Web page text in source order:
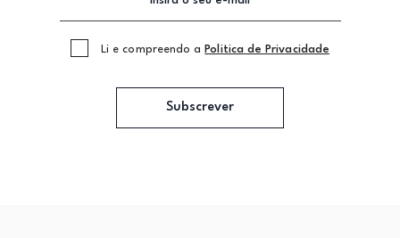
Li e compreendo a Politica de Privacidade
Subscrever